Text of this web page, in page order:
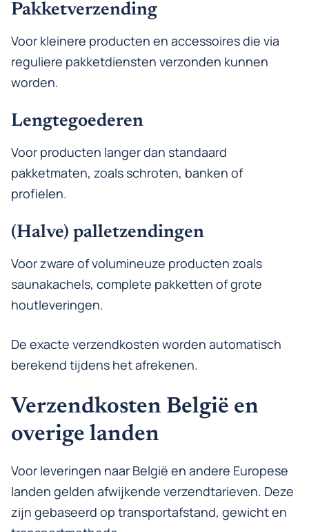
Pakketverzending
Voor kleinere producten en accessoires die via
reguliere pakketdiensten verzonden kunnen
worden.
Lengtegoederen
Voor producten langer dan standaard
pakketmaten, zoals schroten, banken of
profielen.
(Halve) palletzendingen
Voor zware of volumineuze producten zoals
saunakachels, complete pakketten of grote
houtleveringen.
De exacte verzendkosten worden automatisch
berekend tijdens het afrekenen.
Verzendkosten België en
overige landen
Voor leveringen naar België en andere Europese
landen gelden afwijkende verzendtarieven. Deze
zijn gebaseerd op transportafstand, gewicht en